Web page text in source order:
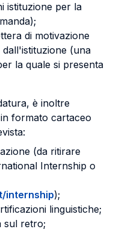
istituzione per la
di motivazione
(una
la quale si presenta
è inoltre
formato cartaceo
(da ritirare
Internship o
internship);
linguistiche;
sul retro;